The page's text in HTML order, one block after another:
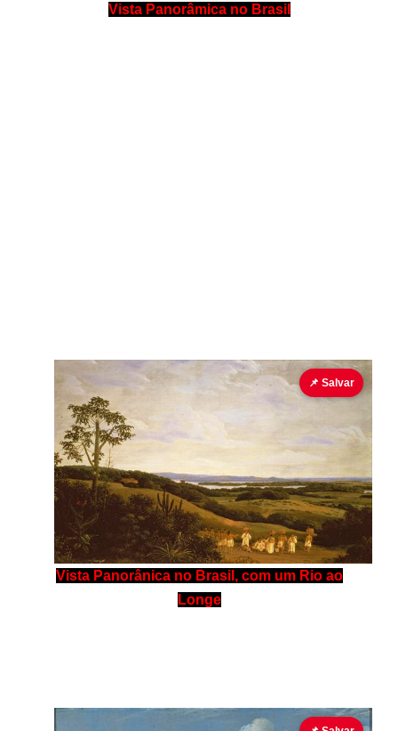
Vista Panorâmica no Brasil
📌 Salvar
Vista Panorânica no Brasil, com um Rio ao
Longe